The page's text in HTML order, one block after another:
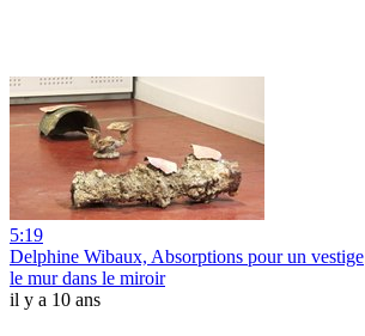
5:19
Delphine Wibaux, Absorptions pour un vestige
le mur dans le miroir
il y a 10 ans